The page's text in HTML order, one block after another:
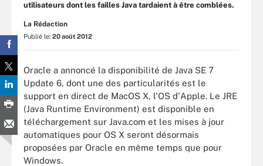
utilisateurs dont les failles Java tardaient à être comblées.
La Rédaction
Publié le: 20 août 2012
Oracle a annoncé la disponibilité de Java SE 7
Update 6, dont une des particularités est le
support en direct de MacOS X, l'OS d'Apple. Le JRE
(Java Runtime Environment) est disponible en
téléchargement sur Java.com et les mises à jour
automatiques pour OS X seront désormais
proposées par Oracle en même temps que pour
Windows.